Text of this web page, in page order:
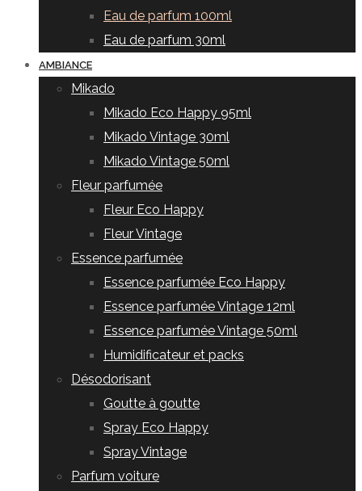
Eau de parfum 100ml
Eau de parfum 30ml
AMBIANCE
Mikado
Mikado Eco Happy 95ml
Mikado Vintage 30ml
Mikado Vintage 50ml
Fleur parfumée
Fleur Eco Happy
Fleur Vintage
Essence parfumée
Essence parfumée Eco Happy
Essence parfumée Vintage 12ml
Essence parfumée Vintage 50ml
Humidificateur et packs
Désodorisant
Goutte à goutte
Spray Eco Happy
Spray Vintage
Parfum voiture